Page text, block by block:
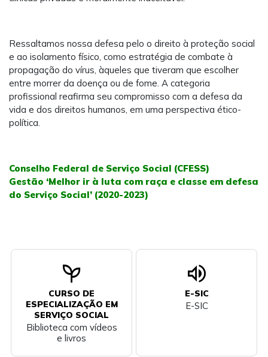
Ressaltamos nossa defesa pelo o direito à proteção social
e ao isolamento físico, como estratégia de combate à
propagação do vírus, àqueles que tiveram que escolher
entre morrer da doença ou de fome. A categoria
profissional reafirma seu compromisso com a defesa da
vida e dos direitos humanos, em uma perspectiva ético-
política.
Conselho Federal de Serviço Social (CFESS)
Gestão ‘Melhor ir à luta com raça e classe em defesa
do Serviço Social’ (2020-2023)
psychiatry
CURSO DE
ESPECIALIZAÇÃO EM
SERVIÇO SOCIAL
Biblioteca com vídeos
e livros
volume_up
E-SIC
E-SIC